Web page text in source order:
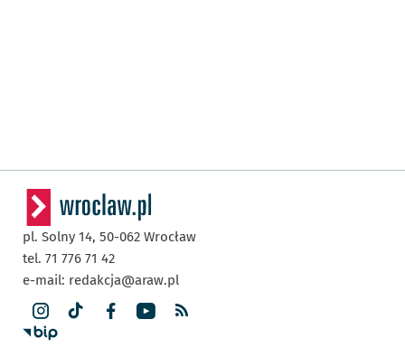
pl. Solny 14, 50-062 Wrocław
tel. 71 776 71 42
e-mail: redakcja@araw.pl